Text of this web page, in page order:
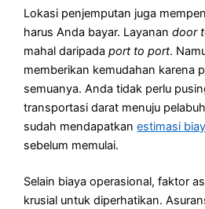
Lokasi penjemputan juga
harus Anda bayar. Layanandoor
mahal daripadaport to port.
memberikan kemudahan karena
semuanya. Anda tidak perlu
transportasi darat menuju
sudah mendapatkanestimasi
sebelum memulai.
Selain biaya operasional, faktor
krusial untuk diperhatikan.